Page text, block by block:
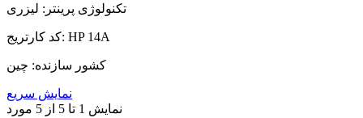
تکنولوژی پرینتر: لیزری
کد کارتریج: HP 14A
کشور سازنده: چین
نمایش سریع
نمایش 1 تا 5 از 5 مورد